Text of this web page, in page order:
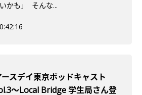
かも」 そんな...
ースデイ東京ポッドキャスト
〜Local Bridge 学生局さん登